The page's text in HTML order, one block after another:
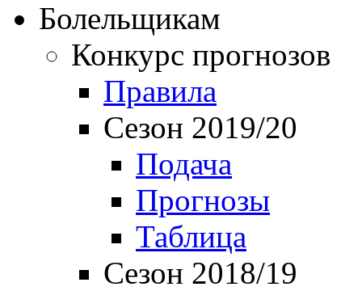
Болельщикам
Конкурс прогнозов
Правила
Сезон 2019/20
Подача
Прогнозы
Таблица
Сезон 2018/19